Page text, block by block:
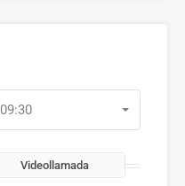
09:30
Videollamada